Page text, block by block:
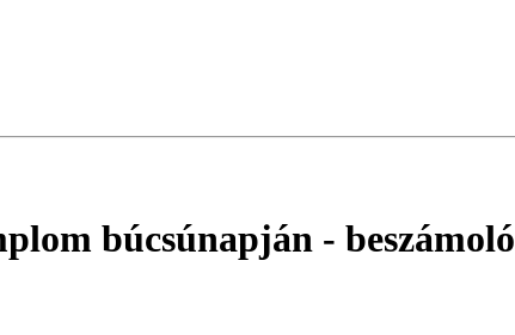
búcsúnapján - beszámoló